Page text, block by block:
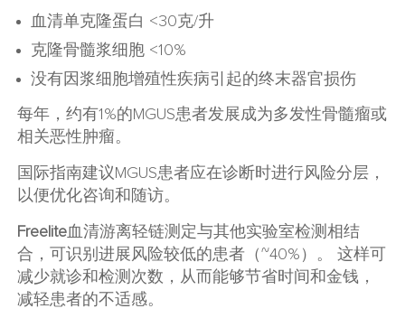
血清单克隆蛋白 <30克/升
克隆骨髓浆细胞 <10%
没有因浆细胞增殖性疾病引起的终末器官损伤
每年，约有1%的MGUS患者发展成为多发性骨髓瘤或
相关恶性肿瘤。
国际指南建议MGUS患者应在诊断时进行风险分层，
以便优化咨询和随访。
Freelite血清游离轻链测定与其他实验室检测相结
合，可识别进展风险较低的患者（~40%）。 这样可
减少就诊和检测次数，从而能够节省时间和金钱，
减轻患者的不适感。